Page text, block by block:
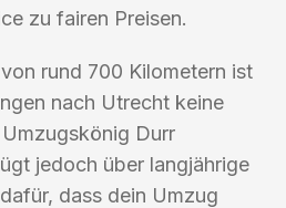
zu fairen Preisen.
rund 700 Kilometern ist
nach Utrecht keine
Durr
jedoch über langjährige
dass dein Umzug